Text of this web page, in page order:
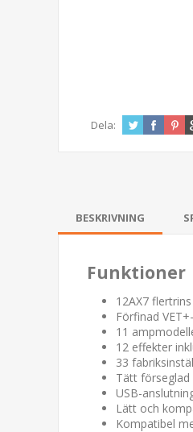
Dela:
BESKRIVNING
Funktioner
12AX7
Förfinad
11
12 effekter
33
Tätt förseglad
USB-
Lätt och
Kompatibel